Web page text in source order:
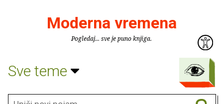
Moderna vremena
Pogledaj... sve je puno knjiga.
Sve teme